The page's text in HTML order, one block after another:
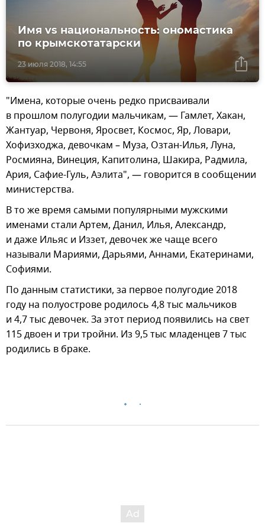
23 июля 2018, 14:55
Имя vs национальность: ономастика
по крымскотатарски
"Имена, которые очень редко присваивали
в прошлом полугодии мальчикам, — Гамлет, Хакан,
Жантуар, Червоня, Яросвет, Космос, Яр, Ловари,
Хофизходжа, девочкам – Муза, Озтан-Илья, Луна,
Росмияна, Винеция, Капитолина, Шакира, Радмила,
Ария, Сафие-Гуль, Аэлита", — говорится в сообщении
министерства.
В то же время самыми популярными мужскими
именами стали Артем, Данил, Илья, Александр,
и даже Ильяс и Иззет, девочек же чаще всего
называли Мариями, Дарьями, Аннами, Екатеринами,
Софиями.
По данным статистики, за первое полугодие 2018
году на полуострове родилось 4,8 тыс мальчиков
и 4,7 тыс девочек. За этот период появились на свет
115 двоен и три тройни. Из 9,5 тыс младенцев 7 тыс
родились в браке.